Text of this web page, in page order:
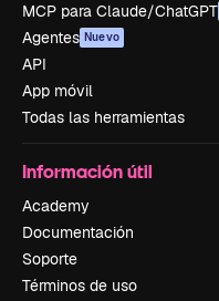
MCP para Claude/ChatGPT
Agentes Nuevo
API
App móvil
Todas las herramientas
Información útil
Academy
Documentación
Soporte
Términos de uso